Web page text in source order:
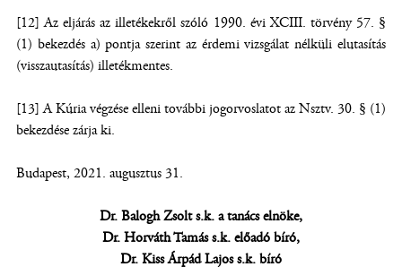
[12] Az eljárás az illetékekről szóló 1990. évi XCIII. törvény 57. §
(1) bekezdés a) pontja szerint az érdemi vizsgálat nélküli elutasítás
(visszautasítás) illetékmentes.
[13] A Kúria végzése elleni további jogorvoslatot az Nsztv. 30. § (1)
bekezdése zárja ki.
Budapest, 2021. augusztus 31.
Dr. Balogh Zsolt s.k. a tanács elnöke,
Dr. Horváth Tamás s.k. előadó bíró,
Dr. Kiss Árpád Lajos s.k. bíró